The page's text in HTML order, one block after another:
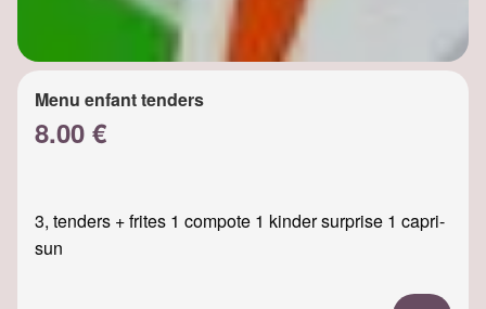
Menu enfant tenders
8.00 €
3, tenders + frites 1 compote 1 kinder surprise 1 capri-
sun